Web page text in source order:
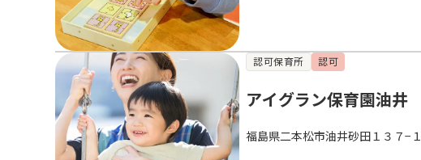
認可保育所 認可
アイグラン保育園油井
福島県二本松市油井砂田１３７−１